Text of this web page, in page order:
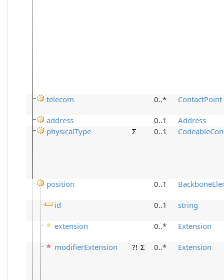
telecom 0..* ContactPoint
address 0..1
Address
physicalType
Σ 0..1
position 0..1
id 0..1 string
extension 0..* Extension
modifierExtension ?! Σ 0..* Extension